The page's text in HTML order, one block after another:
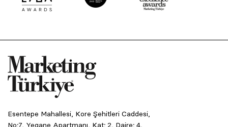
Esentepe Mahallesi, Kore Şehitleri Caddesi,
No:7, Yegane Apartmanı, Kat: 2, Daire: 4,